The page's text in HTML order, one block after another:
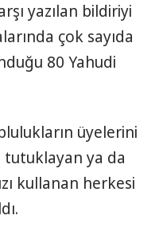
yazılan bildiriyi
çok sayıda
80 Yahudi
üyelerini
ya da
kullanan herkesi